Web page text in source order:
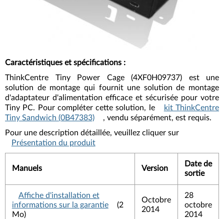
Caractéristiques et spécifications :
ThinkCentre Tiny Power Cage (4XF0H09737) est une
solution de montage qui fournit une solution de montage
d'adaptateur d'alimentation efficace et sécurisée pour votre
Tiny PC. Pour compléter cette solution, le
kit ThinkCentre
Tiny Sandwich (0B47383)
, vendu séparément, est requis.
Pour une description détaillée, veuillez cliquer sur
Présentation du produit
Manuels Version
Date de
sortie
Affiche d'installation et
informations sur la garantie
(2
Mo)
Octobre
2014
28
octobre
2014